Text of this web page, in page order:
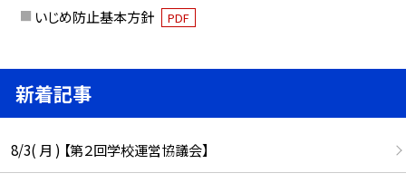
いじめ防止基本方針 PDF
新着記事
8/3( 月 ) 【第２回学校運営協議会】